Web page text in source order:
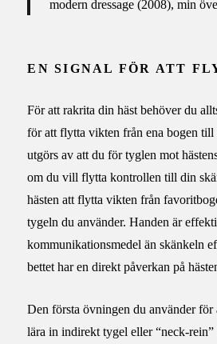
modern dressage (2008), min
EN SIGNAL FÖR ATT
För att rakrita din häst behöver du
för att flytta vikten från ena bogen till
utgörs av att du för tyglen mot
om du vill flytta kontrollen till din
hästen att flytta vikten från
tygeln du använder. Handen är
kommunikationsmedel än skänkeln
bettet har en direkt påverkan på
Den första övningen du använder för
lära in indirekt tygel eller “neck-rein”